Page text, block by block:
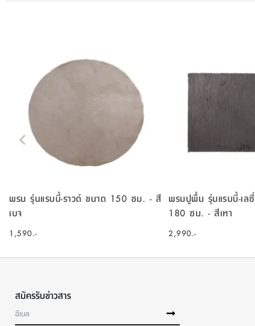
พรม รุ่นแรบบี้-ราวด์ ขนาด 150 ซม. - สี
เบจ
1,590.-
พรมปูพื้น รุ่นแรบบี้-เล
180 ซม. - สีเทา
2,990.-
สมัครรับข่าวสาร